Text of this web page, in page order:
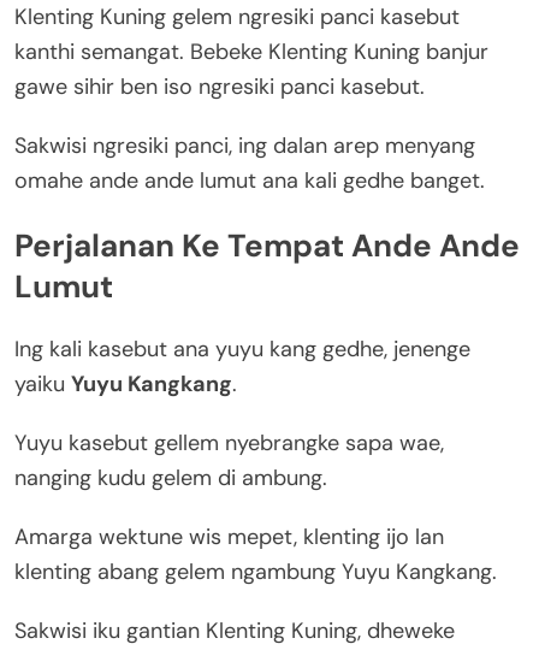
Klenting Kuning gelem ngresiki panci kasebut
kanthi semangat. Bebeke Klenting Kuning banjur
gawe sihir ben iso ngresiki panci kasebut.
Sakwisi ngresiki panci, ing dalan arep menyang
omahe ande ande lumut ana kali gedhe banget.
Perjalanan Ke Tempat Ande Ande
Lumut
Ing kali kasebut ana yuyu kang gedhe, jenenge
yaiku Yuyu Kangkang.
Yuyu kasebut gellem nyebrangke sapa wae,
nanging kudu gelem di ambung.
Amarga wektune wis mepet, klenting ijo lan
klenting abang gelem ngambung Yuyu Kangkang.
Sakwisi iku gantian Klenting Kuning, dheweke